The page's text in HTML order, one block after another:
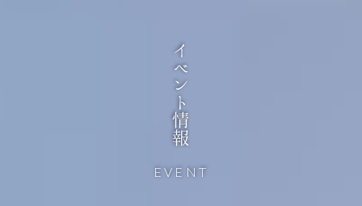
イベント情報
EVENT